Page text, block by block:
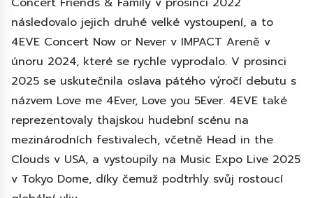
následovalo jejich druhé velké vystoupení, a to
4EVE Concert Now or Never v IMPACT Areně v
únoru 2024, které se rychle vyprodalo. V prosinci
2025 se uskutečnila oslava pátého výročí debutu s
názvem Love me 4Ever, Love you 5Ever. 4EVE také
reprezentovaly thajskou hudební scénu na
mezinárodních festivalech, včetně Head in the
Clouds v USA, a vystoupily na Music Expo Live 2025
v Tokyo Dome, díky čemuž podtrhly svůj rostoucí